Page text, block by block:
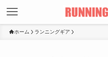
ホーム ランニングギア